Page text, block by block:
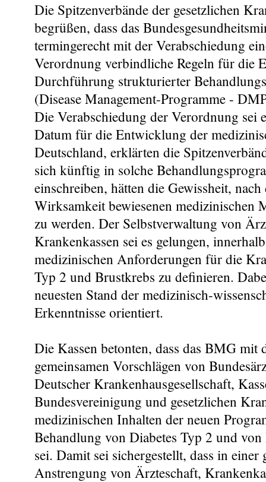
Die Spitzenverbände der gesetzlichen
begrüßen, dass das
termingerecht mit der Verabschiedung
Verordnung verbindliche Regeln für die
Durchführung strukturierter
(Disease Management-Programme -
Die Verabschiedung der Verordnung sei
Datum für die Entwicklung der
Deutschland, erklärten die
sich künftig in solche
einschreiben, hätten die Gewissheit,
Wirksamkeit bewiesenen medizinischen
zu werden. Der Selbstverwaltung von
Krankenkassen sei es gelungen,
medizinischen Anforderungen für die
Typ 2 und Brustkrebs zu definieren.
neuesten Stand der medizinisch-
Erkenntnisse orientiert.
Die Kassen betonten, dass das BMG mit
gemeinsamen Vorschlägen von
Deutscher Krankenhausgesellschaft,
Bundesvereinigung und gesetzlichen
medizinischen Inhalten der neuen
Behandlung von Diabetes Typ 2 und
sei. Damit sei sichergestellt, dass in einer
Anstrengung von Ärzteschaft,